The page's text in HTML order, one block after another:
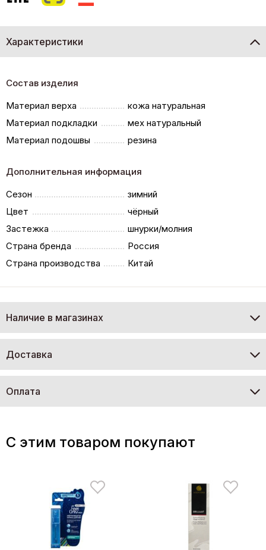
Характеристики
Состав изделия
Материал верха
кожа натуральная
Материал подкладки
мех натуральный
Материал подошвы
резина
Дополнительная информация
Сезон
зимний
Цвет
чёрный
Застежка
шнурки/молния
Страна бренда
Россия
Страна производства
Китай
Наличие в магазинах
Доставка
Оплата
C этим товаром покупают